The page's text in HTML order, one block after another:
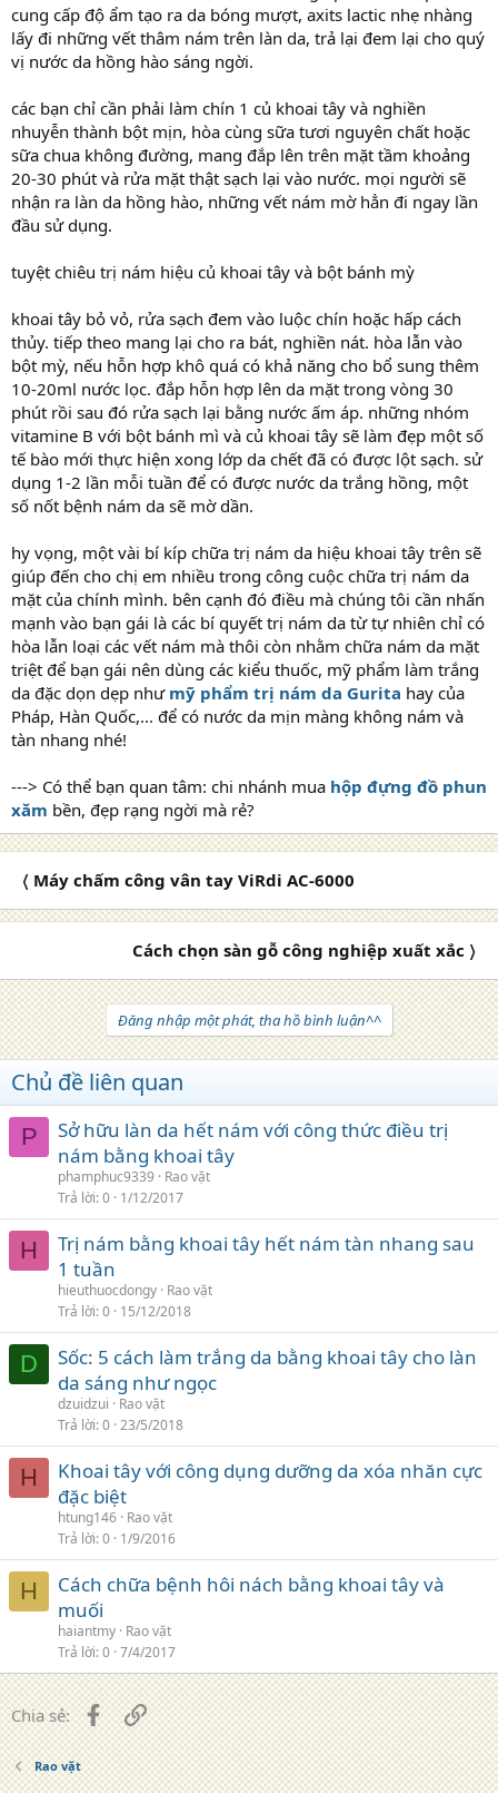
cung cấp độ ẩm tạo ra da bóng mượt, axits lactic nhẹ nhàng
lấy đi những vết thâm nám trên làn da, trả lại đem lại cho quý
vị nước da hồng hào sáng ngời.
các bạn chỉ cần phải làm chín 1 củ khoai tây và nghiền
nhuyễn thành bột mịn, hòa cùng sữa tươi nguyên chất hoặc
sữa chua không đường, mang đắp lên trên mặt tầm khoảng
20-30 phút và rửa mặt thật sạch lại vào nước. mọi người sẽ
nhận ra làn da hồng hào, những vết nám mờ hẳn đi ngay lần
đầu sử dụng.
tuyệt chiêu trị nám hiệu củ khoai tây và bột bánh mỳ
khoai tây bỏ vỏ, rửa sạch đem vào luộc chín hoặc hấp cách
thủy. tiếp theo mang lại cho ra bát, nghiền nát. hòa lẫn vào
bột mỳ, nếu hỗn hợp khô quá có khả năng cho bổ sung thêm
10-20ml nước lọc. đắp hỗn hợp lên da mặt trong vòng 30
phút rồi sau đó rửa sạch lại bằng nước ấm áp. những nhóm
vitamine B với bột bánh mì và củ khoai tây sẽ làm đẹp một số
tế bào mới thực hiện xong lớp da chết đã có được lột sạch. sử
dụng 1-2 lần mỗi tuần để có được nước da trắng hồng, một
số nốt bệnh nám da sẽ mờ dần.
hy vọng, một vài bí kíp chữa trị nám da hiệu khoai tây trên sẽ
giúp đến cho chị em nhiều trong công cuộc chữa trị nám da
mặt của chính mình. bên cạnh đó điều mà chúng tôi cần nhấn
mạnh vào bạn gái là các bí quyết trị nám da từ tự nhiên chỉ có
hòa lẫn loại các vết nám mà thôi còn nhằm chữa nám da mặt
triệt để bạn gái nên dùng các kiểu thuốc, mỹ phẩm làm trắng
da đặc dọn dẹp như mỹ phẩm trị nám da Gurita hay của
Pháp, Hàn Quốc,... để có nước da mịn màng không nám và
tàn nhang nhé!
---> Có thể bạn quan tâm: chi nhánh mua hộp đựng đồ phun
xăm bền, đẹp rạng ngời mà rẻ?
〈 Máy chấm công vân tay ViRdi AC-6000
Cách chọn sàn gỗ công nghiệp xuất xắc 〉
Đăng nhập một phát, tha hồ bình luận^^
Chủ đề liên quan
P
Sở hữu làn da hết nám với công thức điều trị
nám bằng khoai tây
phamphuc9339
Rao vặt
Trả lời 0 1/12/2017
H
Trị nám bằng khoai tây hết nám tàn nhang sau
1 tuần
hieuthuocdongy Rao vặt
Trả lời 0 15/12/2018
D
Sốc: 5 cách làm trắng da bằng khoai tây cho làn
da sáng như ngọc
dzuidzui
Rao vặt
Trả lời 0 23/5/2018
H
Khoai tây với công dụng dưỡng da xóa nhăn cực
đặc biệt
htung146 Rao vặt
Trả lời 0 1/9/2016
H
Cách chữa bệnh hôi nách bằng khoai tây và
muối
haiantmy Rao vặt
Trả lời 0 7/4/2017
Chia sẻ: FacebookLiên kết
Rao vặt